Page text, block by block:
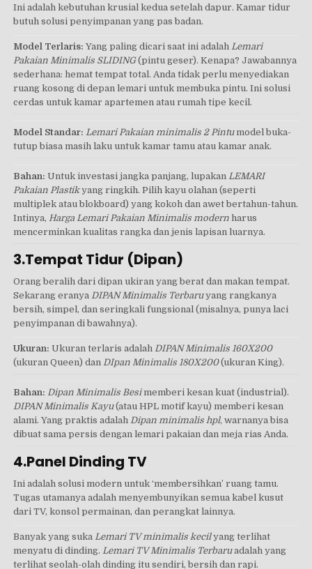
Ini adalah kebutuhan krusial kedua setelah dapur. Kamar tidur
butuh solusi penyimpanan yang pas badan.
Model Terlaris: Yang paling dicari saat ini adalah Lemari
Pakaian Minimalis SLIDING(pintu geser). Kenapa? Jawabannya
sederhana: hemat tempat total. Anda tidak perlu menyediakan
ruang kosong di depan lemari untuk membuka pintu. Ini solusi
cerdas untuk kamar apartemen atau rumah tipe kecil.
Model Standar: Lemari Pakaian minimalis 2 Pintumodel buka-
tutup biasa masih laku untuk kamar tamu atau kamar anak.
Bahan: Untuk investasi jangka panjang, lupakan LEMARI
Pakaian Plastikyang ringkih. Pilih kayu olahan (seperti
multiplek atau blokboard) yang kokoh dan awet bertahun-tahun.
Intinya, Harga Lemari Pakaian Minimalis modern harus
mencerminkan kualitas rangka dan jenis lapisan luarnya.
3.Tempat Tidur (Dipan)
Orang beralih dari dipan ukiran yang berat dan makan tempat.
Sekarang eranya DIPAN Minimalis Terbaruyang rangkanya
bersih, simpel, dan seringkali fungsional (misalnya, punya laci
penyimpanan di bawahnya).
Ukuran: Ukuran terlaris adalah DIPAN Minimalis 160X200
(ukuran Queen) dan DIpan Minimalis 180X200(ukuran King).
Bahan: Dipan Minimalis Besimemberi kesan kuat (industrial).
DIPAN Minimalis Kayu(atau HPL motif kayu) memberi kesan
alami. Yang praktis adalahDipan minimalis hpl, warnanya bisa
dibuat sama persis dengan lemari pakaian dan meja rias Anda.
4.Panel Dinding TV
Ini adalah solusi modern untuk ‘membersihkan’ ruang tamu.
Tugas utamanya adalah menyembunyikan semua kabel kusut
dari TV, konsol permainan, dan perangkat lainnya.
Banyak yang sukaLemari TV minimalis kecilyang terlihat
menyatu di dinding.Lemari TV Minimalis Terbaruadalah yang
terlihat seolah-olah dinding itu sendiri, bersih dan rapi.